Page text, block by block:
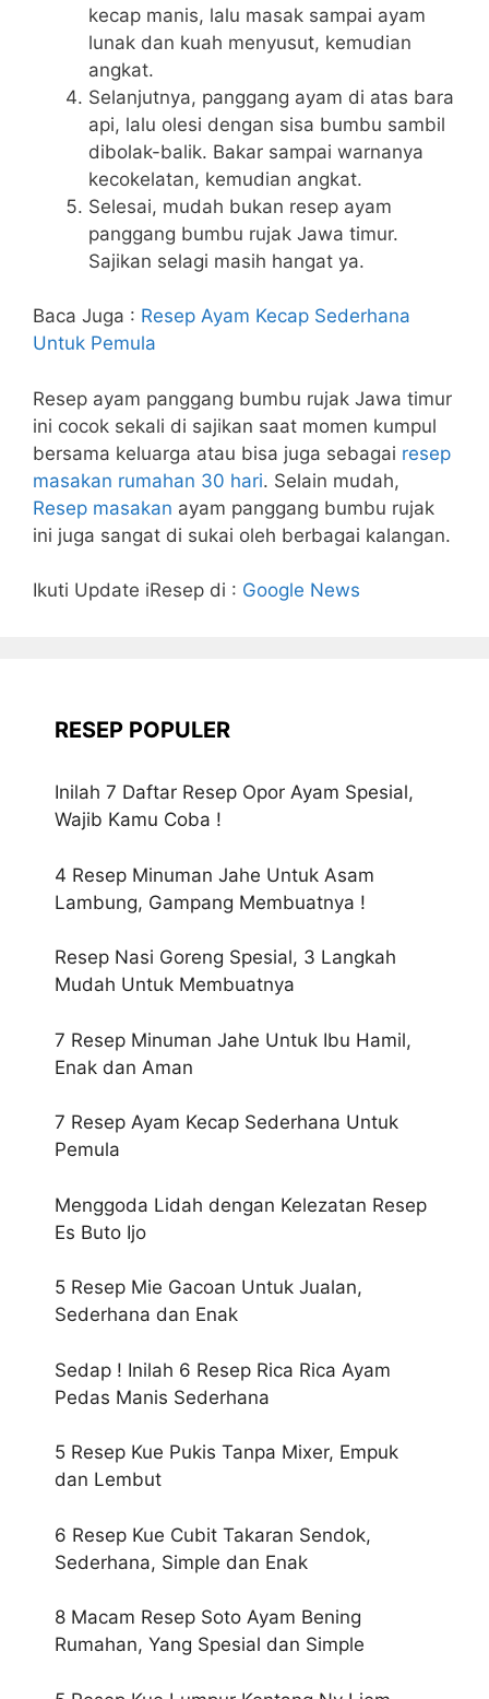
kecap manis, lalu masak sampai ayam
lunak dan kuah menyusut, kemudian
angkat.
Selanjutnya, panggang ayam di atas bara
api, lalu olesi dengan sisa bumbu sambil
dibolak-balik. Bakar sampai warnanya
kecokelatan, kemudian angkat.
Selesai, mudah bukan resep ayam
panggang bumbu rujak Jawa timur.
Sajikan selagi masih hangat ya.
Baca Juga : Resep Ayam Kecap Sederhana
Untuk Pemula
Resep ayam panggang bumbu rujak Jawa timur
ini cocok sekali di sajikan saat momen kumpul
bersama keluarga atau bisa juga sebagai resep
masakan rumahan 30 hari. Selain mudah,
Resep masakan ayam panggang bumbu rujak
ini juga sangat di sukai oleh berbagai kalangan.
Ikuti Update iResep di : Google News
RESEP POPULER
Inilah 7 Daftar Resep Opor Ayam Spesial,
Wajib Kamu Coba !
4 Resep Minuman Jahe Untuk Asam
Lambung, Gampang Membuatnya !
Resep Nasi Goreng Spesial, 3 Langkah
Mudah Untuk Membuatnya
7 Resep Minuman Jahe Untuk Ibu Hamil,
Enak dan Aman
7 Resep Ayam Kecap Sederhana Untuk
Pemula
Menggoda Lidah dengan Kelezatan Resep
Es Buto Ijo
5 Resep Mie Gacoan Untuk Jualan,
Sederhana dan Enak
Sedap ! Inilah 6 Resep Rica Rica Ayam
Pedas Manis Sederhana
5 Resep Kue Pukis Tanpa Mixer, Empuk
dan Lembut
6 Resep Kue Cubit Takaran Sendok,
Sederhana, Simple dan Enak
8 Macam Resep Soto Ayam Bening
Rumahan, Yang Spesial dan Simple